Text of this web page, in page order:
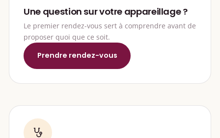
Une question sur votre appareillage ?
Le premier rendez-vous sert à comprendre avant de
proposer quoi que ce soit.
Prendre rendez-vous